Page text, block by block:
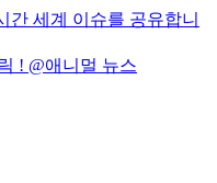
간 세계 이슈를 공유합니
! @애니멀 뉴스